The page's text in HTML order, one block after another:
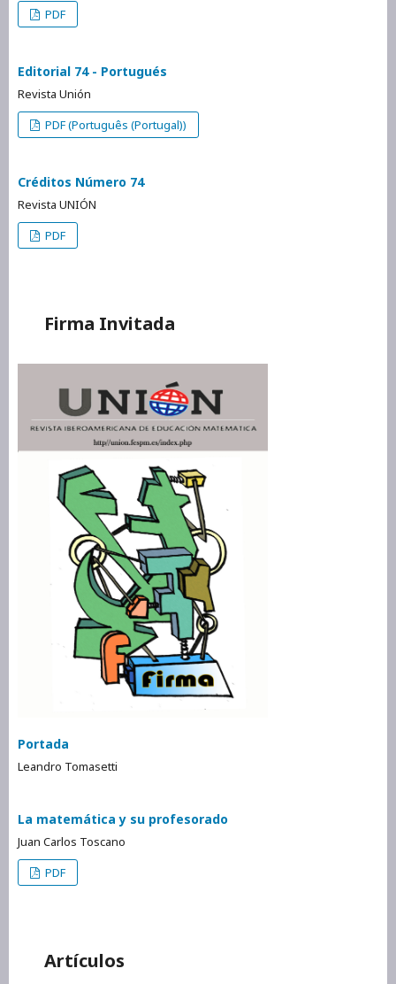
PDF
Editorial 74 - Portugués
Revista Unión
PDF (Português (Portugal))
Créditos Número 74
Revista UNIÓN
PDF
Firma Invitada
Portada
Leandro Tomasetti
La matemática y su profesorado
Juan Carlos Toscano
PDF
Artículos